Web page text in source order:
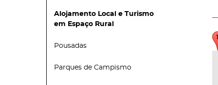
Alojamento Local e Turismo
em Espaço Rural
Pousadas
Parques de Campismo